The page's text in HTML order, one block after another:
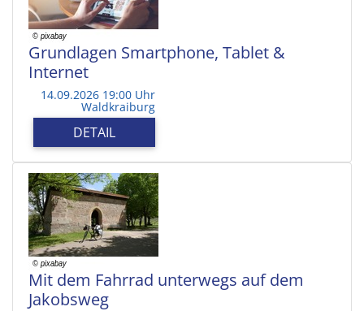
Grundlagen Smartphone, Tablet &
Internet
14.09.2026 19:00 Uhr
Waldkraiburg
DETAIL
Mit dem Fahrrad unterwegs auf dem
Jakobsweg